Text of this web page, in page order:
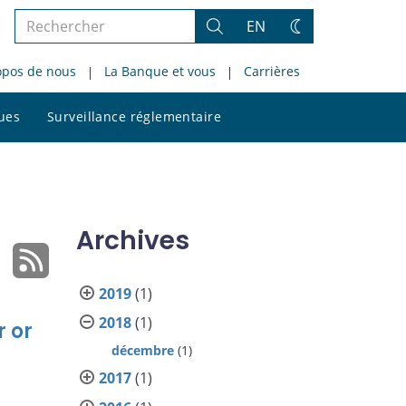
Rechercher
le
site
Rechercher
EN
Changez
thème
de nous La Banque et vous Carrières
Surveillance réglementaire
le
or
Archives
2019(1)
2018(1)
décembre (1)
2017(1)